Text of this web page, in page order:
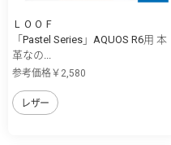
ＬＯＯＦ
「Pastel Series」AQUOS R6用 本
革なの...
参考価格￥2,580
レザー